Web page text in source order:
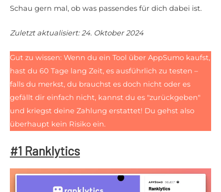
Schau gern mal, ob was passendes für dich dabei ist.
Zuletzt aktualisiert: 24. Oktober 2024
Gut zu wissen: Wenn du ein Tool über AppSumo kaufst,
hast du 60 Tage lang Zeit, es ausführlich zu testen –
falls du merkst, du brauchst es doch nicht oder es
gefällt dir einfach nicht, kannst du es "zurückgeben"
und kriegst deine Zahlung erstattet! Du gehst also
überhaupt kein Risiko ein.
#1 Ranklytics